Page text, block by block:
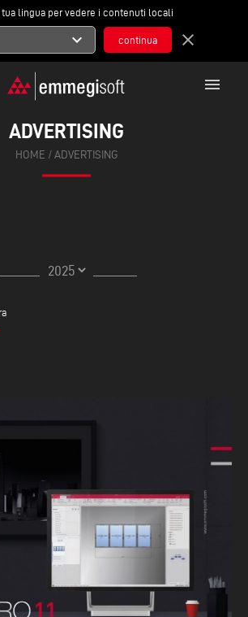
lingua per vedere i contenuti locali
expand_more close
menu
ADVERTISING
HOME / ADVERTISING